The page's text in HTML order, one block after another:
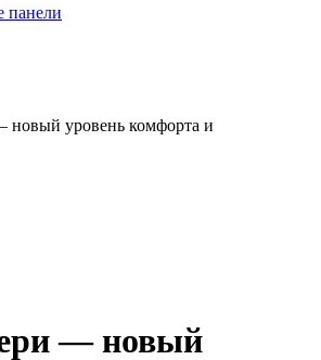
панели
уровень комфорта и
— новый